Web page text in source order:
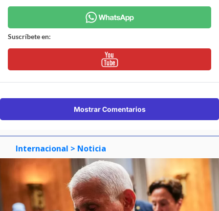
Suscríbete en:
Mostrar Comentarios
Internacional > Noticia